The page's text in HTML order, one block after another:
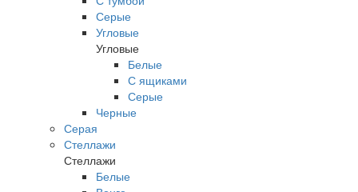
Серые
Угловые
Угловые
Белые
С ящиками
Серые
Черные
Серая
Стеллажи
Стеллажи
Белые